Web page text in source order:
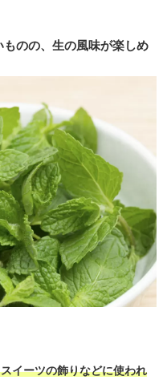
のの、生の風味が楽しめ
イーツの飾りなどに使われ